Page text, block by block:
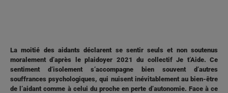
La moitié des aidants déclarent se sentir seuls et non soutenus
moralement d’après le plaidoyer 2021 du collectif Je t’Aide. Ce
sentiment d’isolement s’accompagne bien souvent d’autres
souffrances psychologiques, qui nuisent inévitablement au bien-être
de l’aidant comme à celui duproche en perte d’autonomie. Face à ce